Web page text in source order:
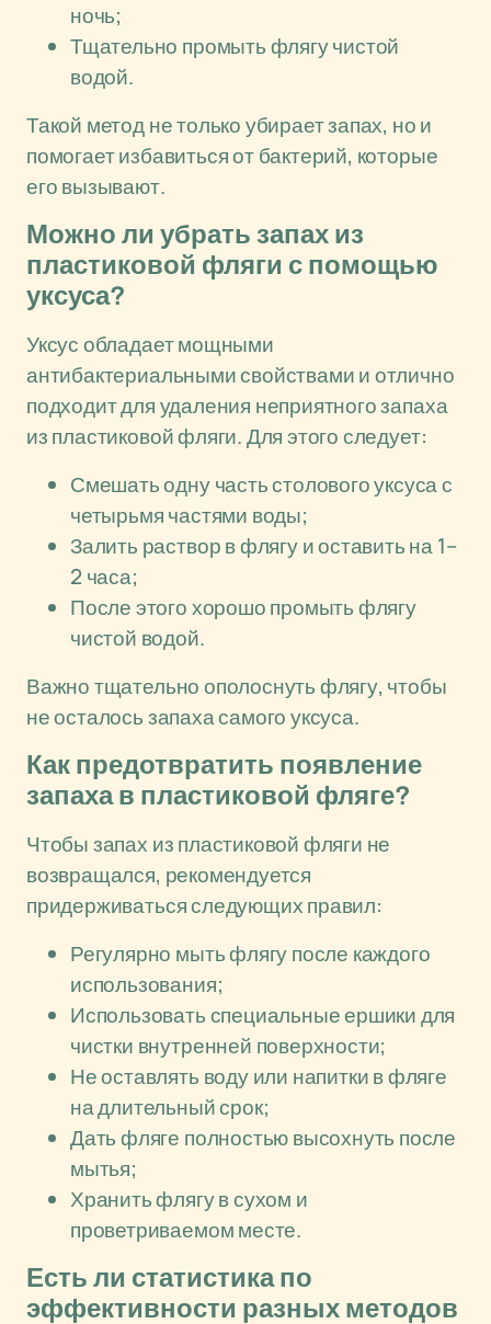
ночь;
Тщательно промыть флягу чистой
водой.
Такой метод не только убирает запах, но и
помогает избавиться от бактерий, которые
его вызывают.
Можно ли убрать запах из
пластиковой фляги с помощью
уксуса?
Уксус обладает мощными
антибактериальными свойствами и отлично
подходит для удаления неприятного запаха
из пластиковой фляги. Для этого следует:
Смешать одну часть столового уксуса с
четырьмя частями воды;
Залить раствор в флягу и оставить на 1–
2 часа;
После этого хорошо промыть флягу
чистой водой.
Важно тщательно ополоснуть флягу, чтобы
не осталось запаха самого уксуса.
Как предотвратить появление
запаха в пластиковой фляге?
Чтобы запах из пластиковой фляги не
возвращался, рекомендуется
придерживаться следующих правил:
Регулярно мыть флягу после каждого
использования;
Использовать специальные ершики для
чистки внутренней поверхности;
Не оставлять воду или напитки в фляге
на длительный срок;
Дать фляге полностью высохнуть после
мытья;
Хранить флягу в сухом и
проветриваемом месте.
Есть ли статистика по
эффективности разных методов